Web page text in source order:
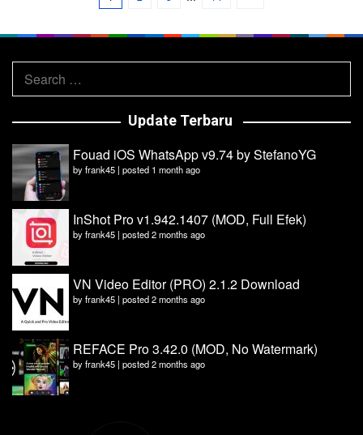
Search
for:
Update Terbaru
Fouad iOS WhatsApp v9.74 by StefanoYG
byfrank45 | posted 1 month ago
InShot Pro v1.942.1407 (MOD, Full Efek)
byfrank45 | posted 2 months ago
VN Video Editor (PRO) 2.1.2 Download
byfrank45 | posted 2 months ago
REFACE Pro 3.42.0 (MOD, No Watermark)
byfrank45 | posted 2 months ago